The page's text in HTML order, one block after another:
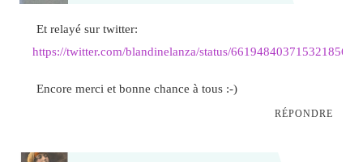
Et relayé sur twitter:
https://twitter.com/blandinelanza/status/661948403715321856
Encore merci et bonne chance à tous :-)
RÉPONDRE